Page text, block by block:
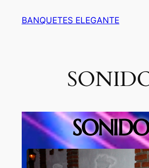
BANQUETES ELEGANTE
SONIDO